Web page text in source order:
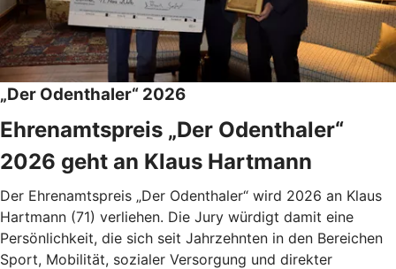
„Der Odenthaler“ 2026
Ehrenamtspreis „Der Odenthaler“
2026 geht an Klaus Hartmann
Der Ehrenamtspreis „Der Odenthaler“ wird 2026 an Klaus
Hartmann (71) verliehen. Die Jury würdigt damit eine
Persönlichkeit, die sich seit Jahrzehnten in den Bereichen
Sport, Mobilität, sozialer Versorgung und direkter